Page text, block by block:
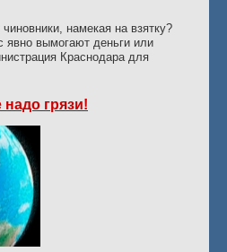
намекая на взятку?
явно вымогают деньги или
Краснодара для
грязи!